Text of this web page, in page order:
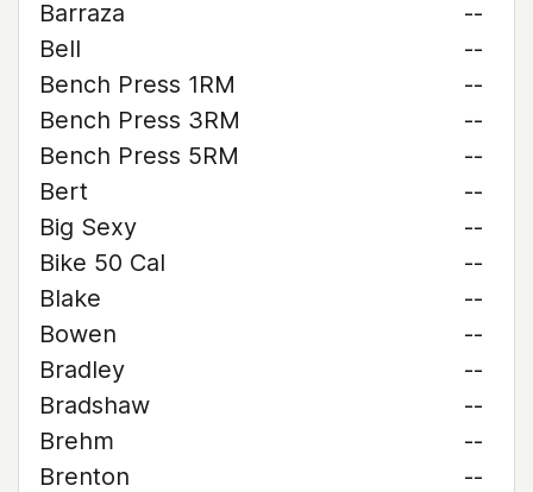
Barraza
--
Bell
--
Bench Press 1RM
--
Bench Press 3RM
--
Bench Press 5RM
--
Bert
--
Big Sexy
--
Bike 50 Cal
--
Blake
--
Bowen
--
Bradley
--
Bradshaw
--
Brehm
--
Brenton
--